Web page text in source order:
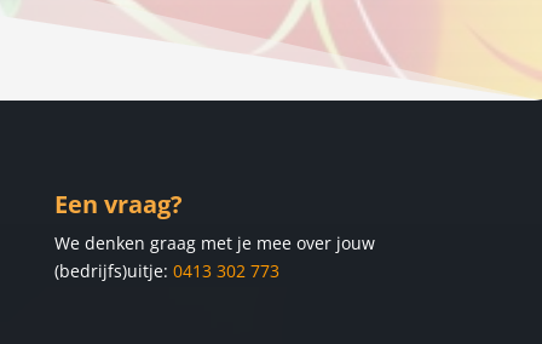
Een vraag?
We denken graag met je mee over jouw
(bedrijfs)uitje: 0413 302 773